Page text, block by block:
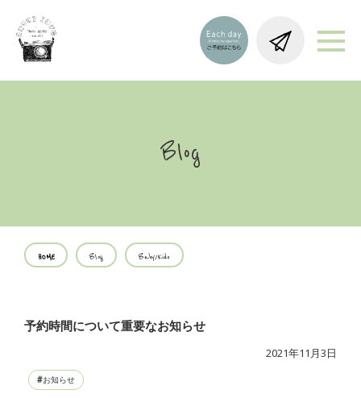
Blog
HOME Blog Baby/Kids
予約時間について重要なお知らせ
2021年11月3日
お知らせ